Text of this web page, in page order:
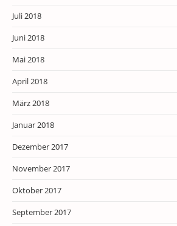
Juli 2018
Juni 2018
Mai 2018
April 2018
März 2018
Januar 2018
Dezember 2017
November 2017
Oktober 2017
September 2017